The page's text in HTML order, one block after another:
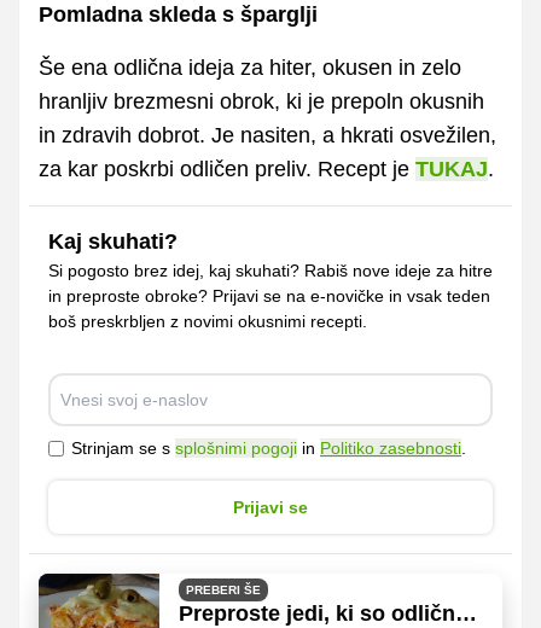
Pomladna skleda s šparglji
Še ena odlična ideja za hiter, okusen in zelo
hranljiv brezmesni obrok, ki je prepoln okusnih
in zdravih dobrot. Je nasiten, a hkrati osvežilen,
za kar poskrbi odličen preliv. Recept je TUKAJ.
Kaj skuhati?
Si pogosto brez idej, kaj skuhati? Rabiš nove ideje za hitre
in preproste obroke? Prijavi se na e-novičke in vsak teden
boš preskrbljen z novimi okusnimi recepti.
Strinjam se s splošnimi pogoji in Politiko zasebnosti
Prijavi se
PREBERI ŠE
Preproste jedi, ki so odlično